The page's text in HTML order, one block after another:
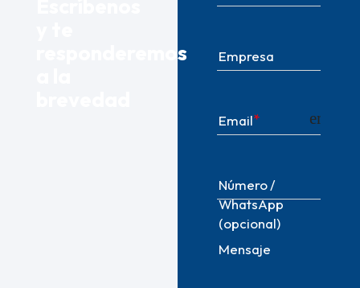
responderemos
Empresa
Email email
Número /
WhatsApp
(opcional)
Mensaje